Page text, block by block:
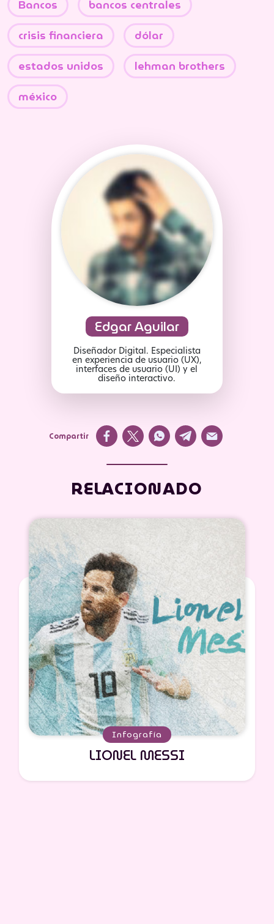
Compartir
RELACIONADO
Infografía
LIONEL MESSI
Bancos
bancos centrales
crisis financiera
dólar
estados unidos
lehman brothers
méxico
Edgar Aguilar
Diseñador Digital. Especialista
en experiencia de usuario (UX),
interfaces de usuario (UI) y el
diseño interactivo.